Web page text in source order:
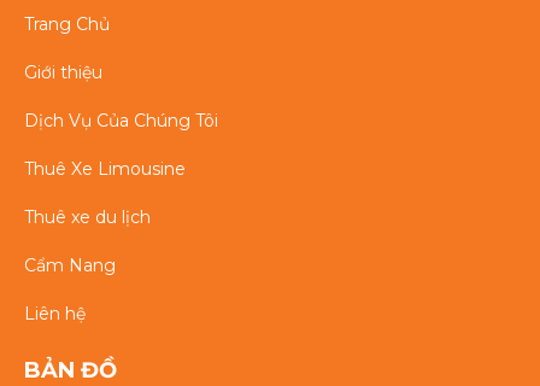
Trang Chủ
Giới thiệu
Dịch Vụ Của Chúng Tôi
Thuê Xe Limousine
Thuê xe du lịch
Cẩm Nang
Liên hệ
BẢN ĐỒ